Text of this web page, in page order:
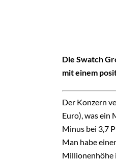
Die Swatch
mit einem
Der Konzern
Euro), was ein
Minus bei 3,7
Man habe
Millionenhöhe